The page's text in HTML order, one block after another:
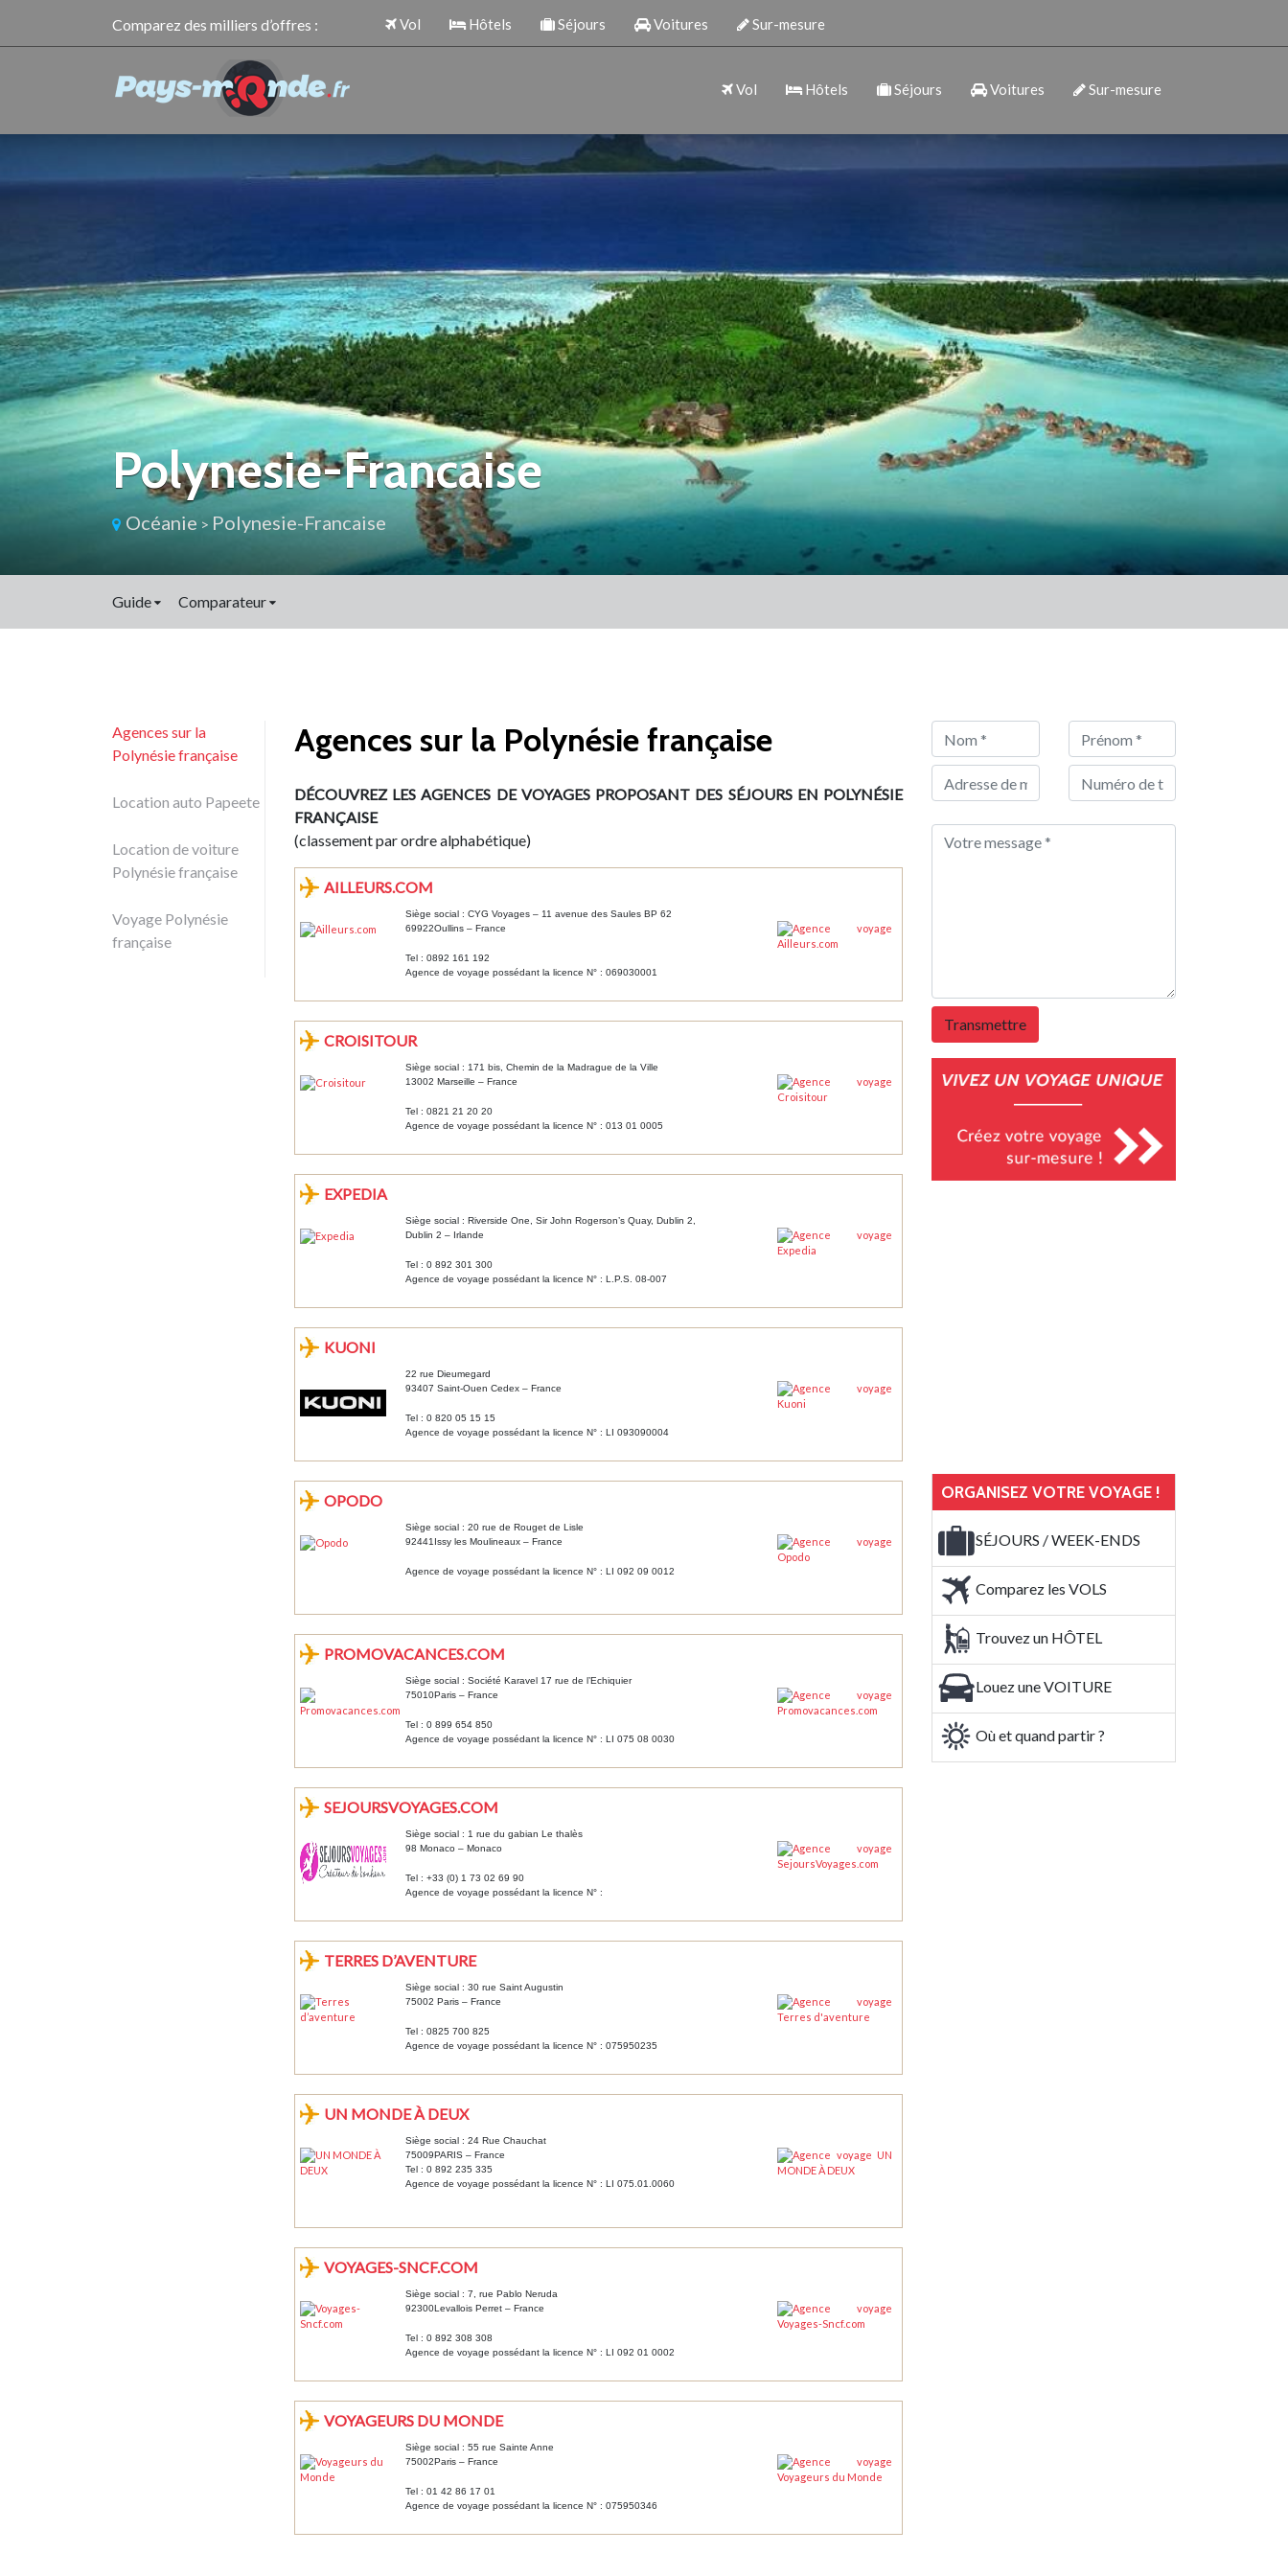
Comparez des milliers d’offres : Vol Hôtels Séjours Voitures Sur-mesure
Vol Hôtels Séjours Voitures Sur-mesure
Polynesie-Francaise
Océanie > Polynesie-Francaise
Guide Comparateur
Agences sur la
Polynésie française
Location auto Papeete
Location de voiture
Polynésie française
Voyage Polynésie
française
Agences sur la Polynésie française
DÉCOUVREZ LES AGENCES DE VOYAGES PROPOSANT DES SÉJOURS EN POLYNÉSIE
FRANÇAISE
(classement par ordre alphabétique)
AILLEURS.COM
Siège social : CYG Voyages – 11 avenue des Saules BP 62
69922Oullins – France
Tel : 0892 161 192
Agence de voyage possédant la licence N° : 069030001
CROISITOUR
Siège social : 171 bis, Chemin de la Madrague de la Ville
13002 Marseille – France
Tel : 0821 21 20 20
Agence de voyage possédant la licence N° : 013 01 0005
EXPEDIA
Siège social : Riverside One, Sir John Rogerson’s Quay, Dublin 2,
Dublin 2 – Irlande
Tel : 0 892 301 300
Agence de voyage possédant la licence N° : L.P.S. 08-007
KUONI
22 rue Dieumegard
93407 Saint-Ouen Cedex – France
Tel : 0 820 05 15 15
Agence de voyage possédant la licence N° : LI 093090004
OPODO
Siège social : 20 rue de Rouget de Lisle
92441Issy les Moulineaux – France
Agence de voyage possédant la licence N° : LI 092 09 0012
PROMOVACANCES.COM
Siège social : Société Karavel 17 rue de l’Echiquier
75010Paris – France
Tel : 0 899 654 850
Agence de voyage possédant la licence N° : LI 075 08 0030
SEJOURSVOYAGES.COM
Siège social : 1 rue du gabian Le thalès
98 Monaco – Monaco
Tel : +33 (0) 1 73 02 69 90
Agence de voyage possédant la licence N° :
TERRES D’AVENTURE
Siège social : 30 rue Saint Augustin
75002 Paris – France
Tel : 0825 700 825
Agence de voyage possédant la licence N° : 075950235
UN MONDE À DEUX
Siège social : 24 Rue Chauchat
75009PARIS – France
Tel : 0 892 235 335
Agence de voyage possédant la licence N° : LI 075.01.0060
VOYAGES-SNCF.COM
Siège social : 7, rue Pablo Neruda
92300Levallois Perret – France
Tel : 0 892 308 308
Agence de voyage possédant la licence N° : LI 092 01 0002
VOYAGEURS DU MONDE
Siège social : 55 rue Sainte Anne
75002Paris – France
Tel : 01 42 86 17 01
Agence de voyage possédant la licence N° : 075950346
ORGANISEZ VOTRE VOYAGE !
SÉJOURS / WEEK-ENDS
Comparez les VOLS
Trouvez un HÔTEL
Louez une VOITURE
Où et quand partir ?